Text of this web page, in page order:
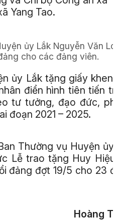
Yang Tao.
ủy Lắk Nguyễn Văn
cho các đảng viên.
ủy Lắk tặng giấy khen
điển hình tiên tiến
tư tưởng, đạo đức,
đoạn 2021 – 2025.
Thường vụ Huyện ủy
Lễ trao tặng Huy
đảng đợt 19/5 cho 23
Hoàng